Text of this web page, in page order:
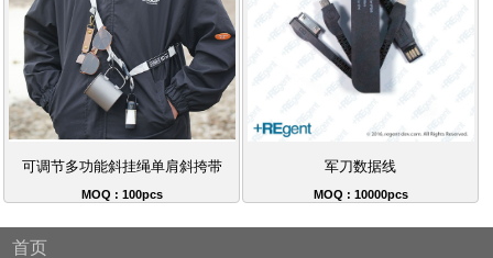
可调节多功能斜挂绳单肩斜挎带
MOQ : 100pcs
军刀数据线
MOQ : 10000pcs
首页